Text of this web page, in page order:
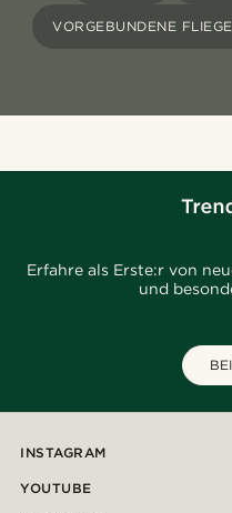
VORGEBUNDENE
Erfahre als Erste:r von
und
INSTAGRAM
YOUTUBE